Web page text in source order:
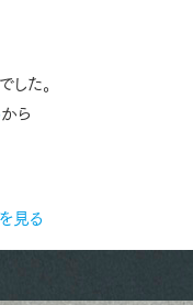
した。
から
見る